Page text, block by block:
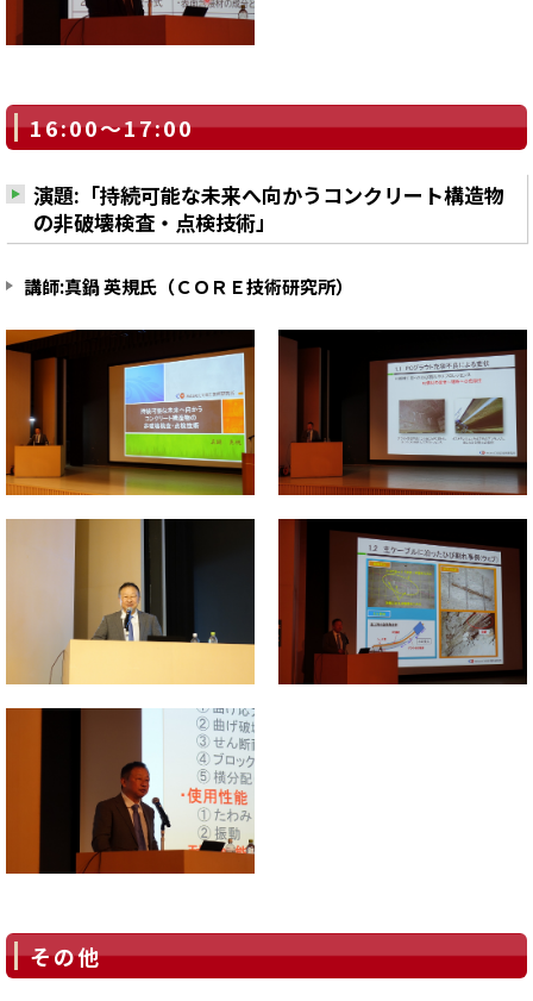
16:00～17:00
演題:「持続可能な未来へ向かうコンクリート構造物
の非破壊検査・点検技術」
講師:真鍋 英規氏（ＣＯＲＥ技術研究所）
その他